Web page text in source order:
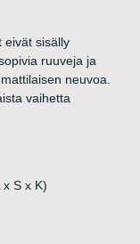
eivät sisälly
ruuveja ja
neuvoa.
vaihetta
S x K)